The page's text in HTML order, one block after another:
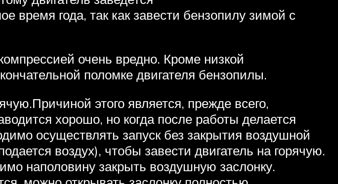
время года, так как завести бензопилу зимой с
очень вредно. Кроме низкой
поломке двигателя бензопилы.
этого является, прежде всего,
хорошо, но когда после работы делается
осуществлять запуск без закрытия воздушной
воздух), чтобы завести двигатель на горячую.
наполовину закрыть воздушную заслонку.